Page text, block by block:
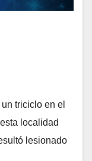
triciclo en el
localidad
lesionado